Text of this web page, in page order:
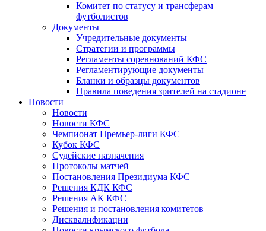
Комитет по статусу и трансферам
футболистов
Документы
Учредительные документы
Стратегии и программы
Регламенты соревнований КФС
Регламентирующие документы
Бланки и образцы документов
Правила поведения зрителей на стадионе
Новости
Новости
Новости КФС
Чемпионат Премьер-лиги КФС
Кубок КФС
Судейские назначения
Протоколы матчей
Постановления Президиума КФС
Решения КДК КФС
Решения АК КФС
Решения и постановления комитетов
Дисквалификации